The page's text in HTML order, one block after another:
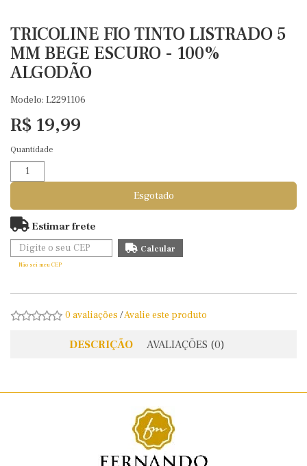
TRICOLINE FIO TINTO LISTRADO 5
MM BEGE ESCURO - 100%
ALGODÃO
Modelo: L2291106
R$ 19,99
Quantidade
Esgotado
Estimar frete
Não sei meu CEP
0 avaliações /Avalie este produto
DESCRIÇÃO AVALIAÇÕES (0)